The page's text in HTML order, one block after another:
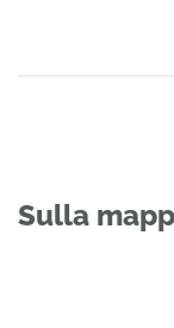
Sulla